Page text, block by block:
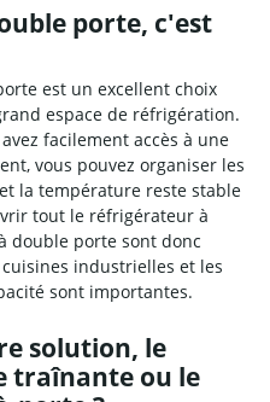
porte, c'est
est un excellent choix
espace de réfrigération.
facilement accès à une
vous pouvez organiser les
la température reste stable
tout le réfrigérateur à
double porte sont donc
industrielles et les
sont importantes.
solution, le
traînante ou le